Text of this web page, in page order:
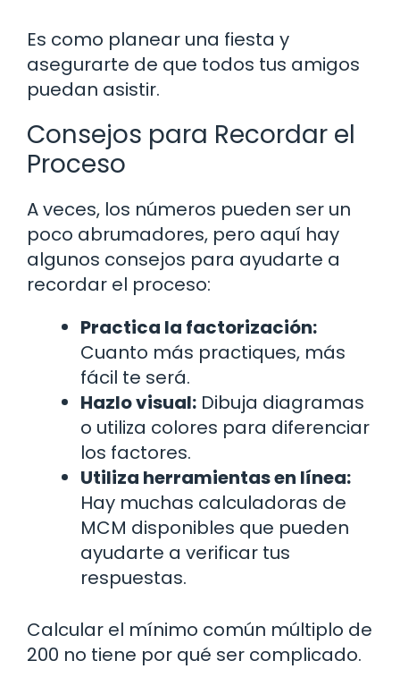
Es como planear una fiesta y
asegurarte de que todos tus amigos
puedan asistir.
Consejos para Recordar el
Proceso
A veces, los números pueden ser un
poco abrumadores, pero aquí hay
algunos consejos para ayudarte a
recordar el proceso:
Practica la factorización:
Cuanto más practiques, más
fácil te será.
Hazlo visual: Dibuja diagramas
o utiliza colores para diferenciar
los factores.
Utiliza herramientas en línea:
Hay muchas calculadoras de
MCM disponibles que pueden
ayudarte a verificar tus
respuestas.
Calcular el mínimo común múltiplo de
200 no tiene por qué ser complicado.